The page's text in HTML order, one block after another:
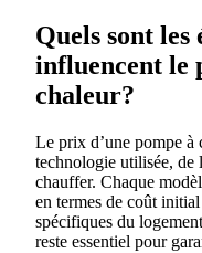
Quels sont les
influencent le
chaleur?
Le prix d’une pompe à
technologie utilisée, de
chauffer. Chaque
en termes de coût
spécifiques du
reste essentiel pour